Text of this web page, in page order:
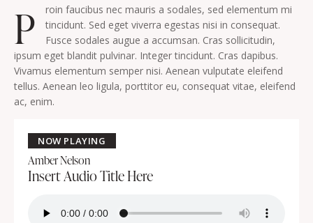
P
roin faucibus nec mauris a sodales, sed elementum mi
tincidunt. Sed eget viverra egestas nisi in consequat.
Fusce sodales augue a accumsan. Cras sollicitudin,
ipsum eget blandit pulvinar. Integer tincidunt. Cras dapibus.
Vivamus elementum semper nisi. Aenean vulputate eleifend
tellus. Aenean leo ligula, porttitor eu, consequat vitae, eleifend
ac, enim.
NOW PLAYING
Amber Nelson
Insert Audio Title Here